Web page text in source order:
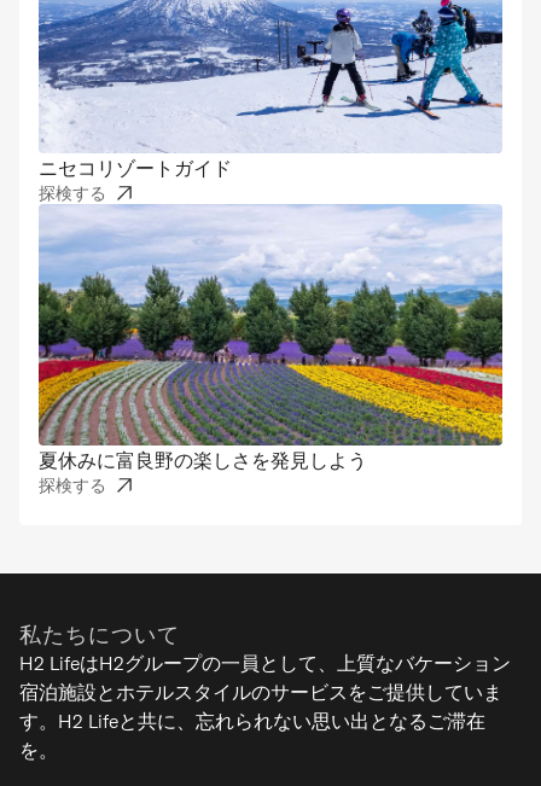
ニセコリゾートガイド
探検する
夏休みに富良野の楽しさを発見しよう
探検する
私たちについて
H2 LifeはH2グループの一員として、上質なバケーション
宿泊施設とホテルスタイルのサービスをご提供していま
す。H2 Lifeと共に、忘れられない思い出となるご滞在
を。